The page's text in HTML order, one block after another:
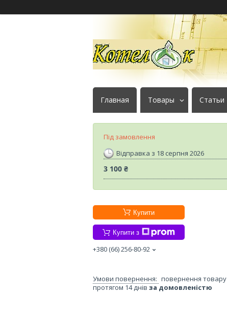
Главная Товары Статьи
Під замовлення
Відправка з 18 серпня 2026
3 100 ₴
Купити
Купити з
+380 (66) 256-80-92
повернення товару
протягом 14 днів за домовленістю